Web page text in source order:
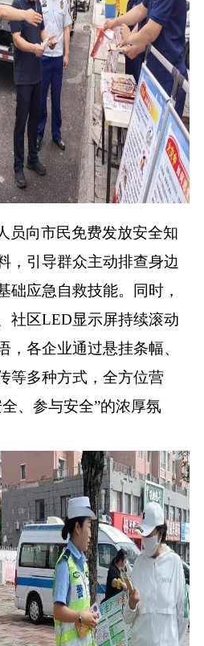
员向市民免费发放安全知
，引导群众主动排查身边
础应急自救技能。同时，
社区LED显示屏持续滚动
，各企业通过悬挂条幅、
等多种方式，全方位营
、参与安全”的浓厚氛